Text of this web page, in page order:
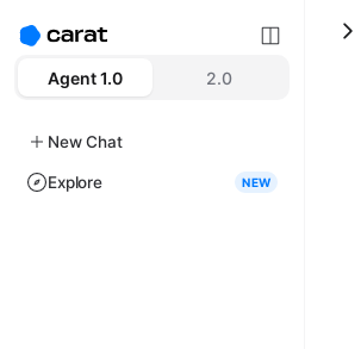
Agent 1.0 2.0
New Chat
Explore NEW